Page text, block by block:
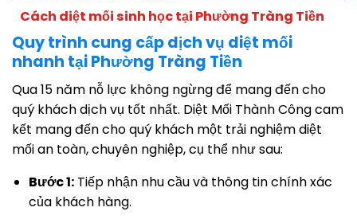
Cách diệt mối sinh học tại Phường Tràng Tiền
Quy trình cung cấp dịch vụ diệt mối
nhanh tại Phường Tràng Tiền
Qua 15 năm nỗ lực không ngừng để mang đến cho
quý khách dịch vụ tốt nhất. Diệt Mối Thành Công cam
kết mang đến cho quý khách một trải nghiệm diệt
mối an toàn, chuyên nghiệp, cụ thể như sau:
Bước 1:Tiếp nhận nhu cầu và thông tin chính xác
của khách hàng.